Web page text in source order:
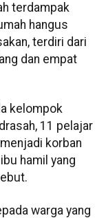
terdampak
hangus
terdiri dari
dan empat
kelompok
11 pelajar
korban
hamil yang
warga yang